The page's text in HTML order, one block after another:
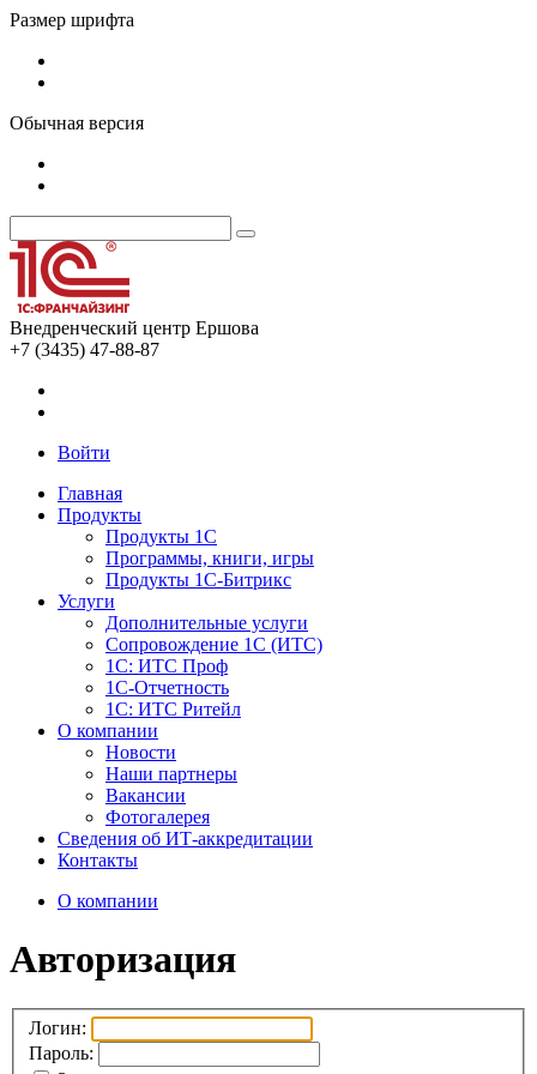
Размер шрифта
Обычная версия
Внедренческий центр Ершова
+7 (3435) 47-88-87
Войти
Главная
Продукты
Продукты 1С
Программы, книги, игры
Продукты 1С-Битрикс
Услуги
Дополнительные услуги
Сопровождение 1С (ИТС)
1С: ИТС Проф
1С-Отчетность
1С: ИТС Ритейл
О компании
Новости
Наши партнеры
Вакансии
Фотогалерея
Сведения об ИТ-аккредитации
Контакты
О компании
Авторизация
Логин:
Пароль: